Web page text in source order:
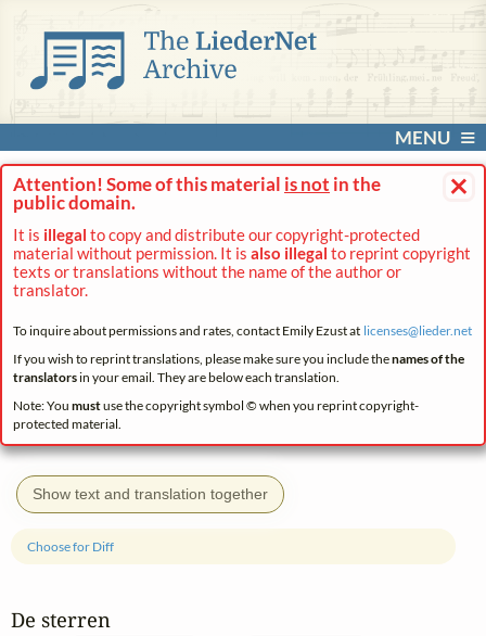
MENU
×
Attention! Some of this material is not in the
public domain.
It is illegal to copy and distribute our copyright-protected
material without permission. It is also illegal to reprint copyright
texts or translations without the name of the author or
translator.
To inquire about permissions and rates, contact Emily Ezust at licenses@lieder.net
If you wish to reprint translations, please make sure you include thenames of the
translatorsin your email. They are below each translation.
Note: You mustuse the copyright symbol © when you reprint copyright-
protected material.
Show text and translation together
De sterren
Choose for Diff